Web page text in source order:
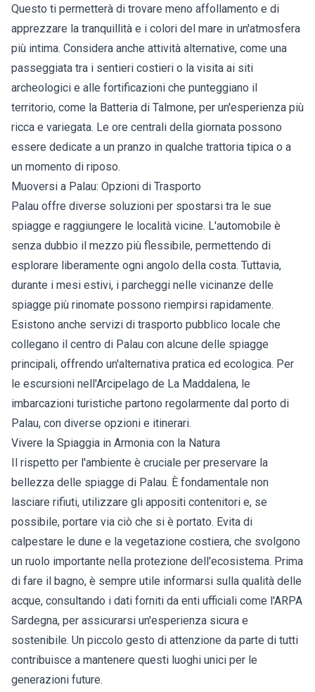
Questo ti permetterà di trovare meno affollamento e di
apprezzare la tranquillità e i colori del mare in un'atmosfera
più intima. Considera anche attività alternative, come una
passeggiata tra i sentieri costieri o la visita ai siti
archeologici e alle fortificazioni che punteggiano il
territorio, come la Batteria di Talmone, per un'esperienza più
ricca e variegata. Le ore centrali della giornata possono
essere dedicate a un pranzo in qualche trattoria tipica o a
un momento di riposo.
Muoversi a Palau: Opzioni di Trasporto
Palau offre diverse soluzioni per spostarsi tra le sue
spiagge e raggiungere le località vicine. L'automobile è
senza dubbio il mezzo più flessibile, permettendo di
esplorare liberamente ogni angolo della costa. Tuttavia,
durante i mesi estivi, i parcheggi nelle vicinanze delle
spiagge più rinomate possono riempirsi rapidamente.
Esistono anche servizi di trasporto pubblico locale che
collegano il centro di Palau con alcune delle spiagge
principali, offrendo un'alternativa pratica ed ecologica. Per
le escursioni nell'Arcipelago de La Maddalena, le
imbarcazioni turistiche partono regolarmente dal porto di
Palau, con diverse opzioni e itinerari.
Vivere la Spiaggia in Armonia con la Natura
Il rispetto per l'ambiente è cruciale per preservare la
bellezza delle spiagge di Palau. È fondamentale non
lasciare rifiuti, utilizzare gli appositi contenitori e, se
possibile, portare via ciò che si è portato. Evita di
calpestare le dune e la vegetazione costiera, che svolgono
un ruolo importante nella protezione dell'ecosistema. Prima
di fare il bagno, è sempre utile informarsi sulla qualità delle
acque, consultando i dati forniti da enti ufficiali come l'ARPA
Sardegna, per assicurarsi un'esperienza sicura e
sostenibile. Un piccolo gesto di attenzione da parte di tutti
contribuisce a mantenere questi luoghi unici per le
generazioni future.